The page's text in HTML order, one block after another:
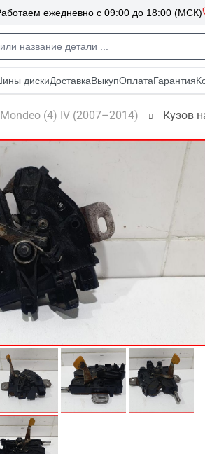
Mondeo (4) IV (2007–2014) Кузов